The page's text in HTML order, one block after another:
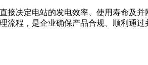
接决定电站的发电效率、使用寿命
流程，是企业确保产品合规、顺利通